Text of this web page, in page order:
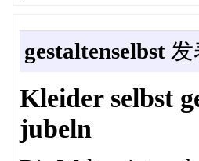
gestaltenselbst发
Kleider selbst
jubeln